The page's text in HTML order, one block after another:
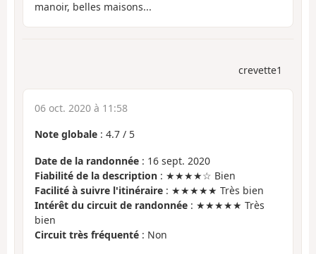
manoir, belles maisons...
crevette1
06 oct. 2020 à 11:58
Note globale : 4.7 / 5
Date de la randonnée : 16 sept. 2020
Fiabilité de la description : ★★★★☆ Bien
Facilité à suivre l'itinéraire : ★★★★★ Très bien
Intérêt du circuit de randonnée : ★★★★★ Très
bien
Circuit très fréquenté : Non